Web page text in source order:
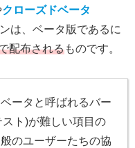
クローズドベータ
は、ベータ版であるに
配布されるものです。
ータと呼ばれるバー
ト)が難しい項目の
のユーザーたちの協